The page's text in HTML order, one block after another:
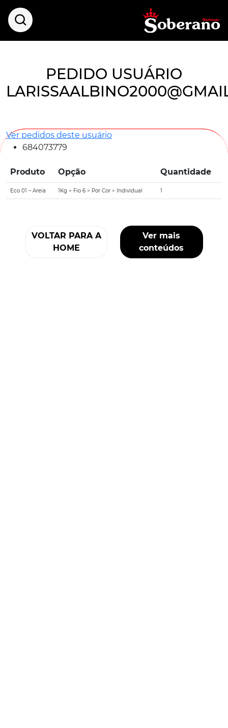
PEDIDO USUÁRIO
Ver pedidos deste usuário
684073779
Produto Opção Quantidade
Eco 01 – Areia 1Kg > Fio 6 > Por Cor > Individual 1
VOLTAR PARA A
HOME
Ver mais
conteúdos